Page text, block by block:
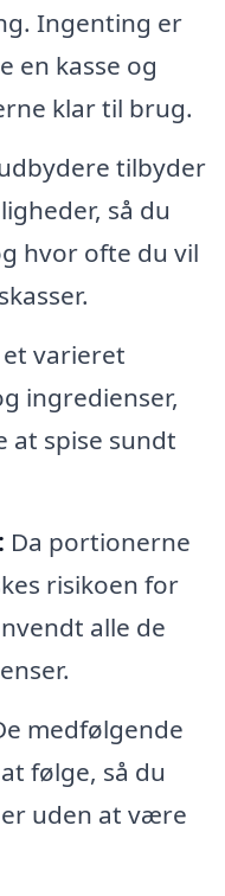
Ingenting er
en kasse og
klar til brug.
tilbyder
så du
hvor ofte du vil
varieret
ingredienser,
at spise sundt
Da portionerne
risikoen for
alle de
medfølgende
følge, så du
uden at være